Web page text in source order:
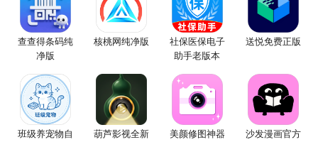
查查得条码纯
净版
核桃网纯净版
社保医保电子
助手老版本
送悦免费正版
班级养宠物自
葫芦影视全新
美颜修图神器
沙发漫画官方